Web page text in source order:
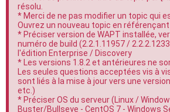
résolu.
* Merci de ne pas modifier un topic qui
Ouvrez un nouveau topic en
* Préciser version de WAPT installée,
numéro de build (2.2.1.11957 /
l'édition Enterprise / Discovery
* Les versions 1.8.2 et antérieures ne
Les seules questions acceptées vis à
sont liés à la mise à jour vers une
etc.)
* Préciser OS du serveur (Linux /
Buster/Bullseye - CentOS 7 - Windows